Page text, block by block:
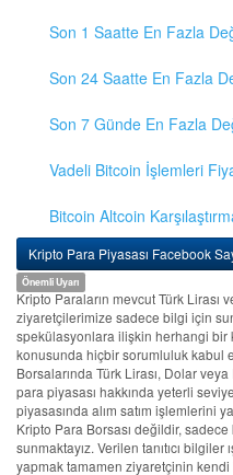
Son 1 Saatte En Fazla
Son 24 Saatte En Fazla
Son 7 Günde En Fazla
Vadeli Bitcoin İşlemleri
Bitcoin Altcoin
Kripto Para Piyasası Facebook
Önemli Uyarı
Kripto Paraların mevcut Türk Lirası
ziyaretçilerimize sadece bilgi için
spekülasyonlara ilişkin herhangi bir
konusunda hiçbir sorumluluk kabul
Borsalarında Türk Lirası, Dolar
para piyasası hakkında yeterli
piyasasında alım satım işlemlerini
Kripto Para Borsası değildir,
sunmaktayız. Verilen tanıtıcı
yapmak tamamen ziyaretçinin